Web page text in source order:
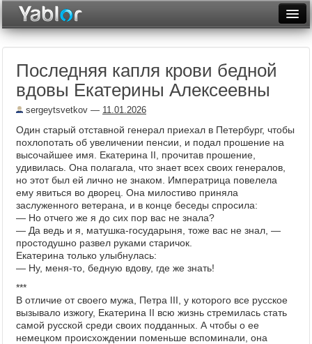
Неделя
Месяц
Архив
Фототоп
Видеотоп
Последняя капля крови бедной
вдовы Екатерины Алексеевны
sergeytsvetkov — 11.01.2026
Один старый отставной генерал приехал в Петербург, чтобы
похлопотать об увеличении пенсии, и подал прошение на
высочайшее имя. Екатерина II, прочитав прошение,
удивилась. Она полагала, что знает всех своих генералов,
но этот был ей лично не знаком. Императрица повелела
ему явиться во дворец. Она милостиво приняла
заслуженного ветерана, и в конце беседы спросила:
— Но отчего же я до сих пор вас не знала?
— Да ведь и я, матушка-государыня, тоже вас не знал, —
простодушно развел руками старичок.
Екатерина только улыбнулась:
— Ну, меня-то, бедную вдову, где же знать!
***
В отличие от своего мужа, Петра III, у которого все русское
вызывало изжогу, Екатерина II всю жизнь стремилась стать
самой русской среди своих подданных. А чтобы о ее
немецком происхождении поменьше вспоминали, она